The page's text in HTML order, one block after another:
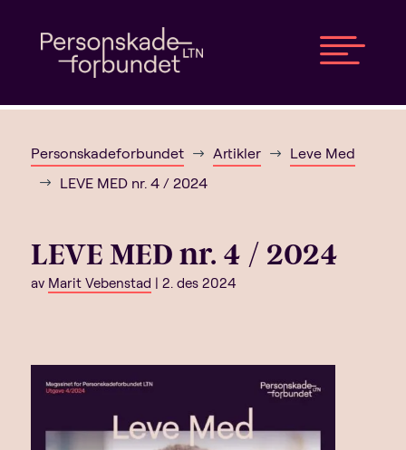

Personskadeforbundet $ Artikler $ Leve Med
$ LEVE MED nr. 4 / 2024
LEVE MED nr. 4 / 2024
av Marit Vebenstad | 2. des 2024